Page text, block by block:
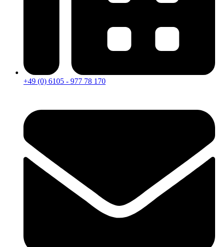
+49 (0) 6105 - 977 78 170